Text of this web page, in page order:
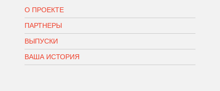
О ПРОЕКТЕ
ПАРТНЕРЫ
ВЫПУСКИ
ВАША ИСТОРИЯ